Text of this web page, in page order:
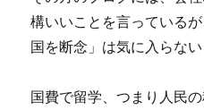
構いいことを言っている
国を断念」は気に入らない
国費で留学、つまり人民